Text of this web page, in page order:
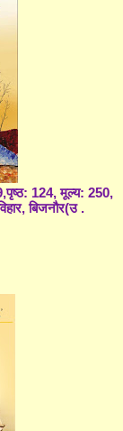
124, मूल्य: 250,
बिजनौर(उ .